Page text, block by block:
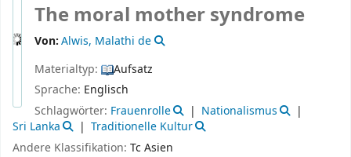
The moral mother syndrome
Von:Alwis, Malathi de
Materialtyp:
Aufsatz
Sprache: Englisch
Schlagwörter: Frauenrolle
Nationalismus
Sri Lanka
Traditionelle Kultur
Andere Klassifikation: Tc Asien